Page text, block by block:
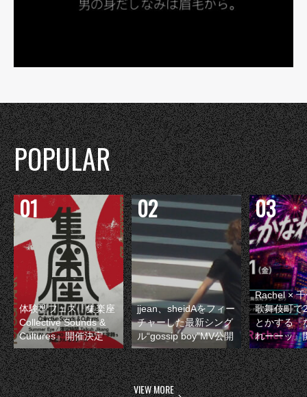
POPULAR
体験型フェス『集楽座
Collective Sounds &
Cultures』開催決定
jjean、sheidAをフィー
チャーした最新シング
ル“gossip boy”MV公開
Rachel ×
歌舞伎町で
とかする『
れーーッ』
VIEW MORE